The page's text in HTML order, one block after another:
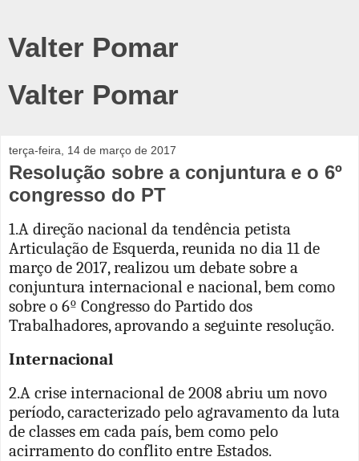
Valter Pomar
Valter Pomar
terça-feira, 14 de março de 2017
Resolução sobre a conjuntura e o 6º
congresso do PT
1.A direção nacional da tendência petista
Articulação de Esquerda, reunida no dia 11 de
março de 2017, realizou um debate sobre a
conjuntura internacional e nacional, bem como
sobre o 6º Congresso do Partido dos
Trabalhadores, aprovando a seguinte resolução.
Internacional
2.A crise internacional de 2008 abriu um novo
período, caracterizado pelo agravamento da luta
de classes em cada país, bem como pelo
acirramento do conflito entre Estados.